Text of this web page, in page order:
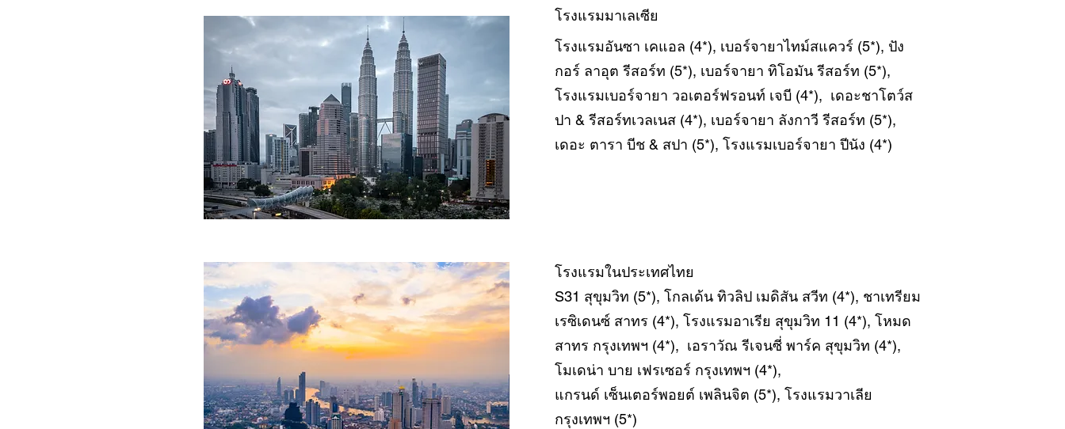
โรงแรมมาเลเซีย
โรงแรมอันซา เคแอล (4*), เบอร์จายาไทม์สแควร์ (5*), ปัง
กอร์ ลาอุต รีสอร์ท (5*), เบอร์จายา ทิโอมัน รีสอร์ท (5*),
โรงแรมเบอร์จายา วอเตอร์ฟรอนท์ เจบี (4*), เดอะชาโตว์ส
ปา & รีสอร์ทเวลเนส (4*), เบอร์จายา ลังกาวี รีสอร์ท (5*),
เดอะ ตารา บีช & สปา (5*), โรงแรมเบอร์จายา ปีนัง (4*)
โรงแรมในประเทศไทย
S31 สุขุมวิท (5*), โกลเด้น ทิวลิป เมดิสัน สวีท (4*), ชาเทรียม
เรซิเดนซ์ สาทร (4*), โรงแรมอาเรีย สุขุมวิท 11 (4*), โหมด
สาทร กรุงเทพฯ (4*), เอราวัณ รีเจนซี่ พาร์ค สุขุมวิท (4*),
โมเดน่า บาย เฟรเซอร์ กรุงเทพฯ (4*),
แกรนด์ เซ็นเตอร์พอยต์ เพลินจิต (5*), โรงแรมวาเลีย
กรุงเทพฯ (5*)